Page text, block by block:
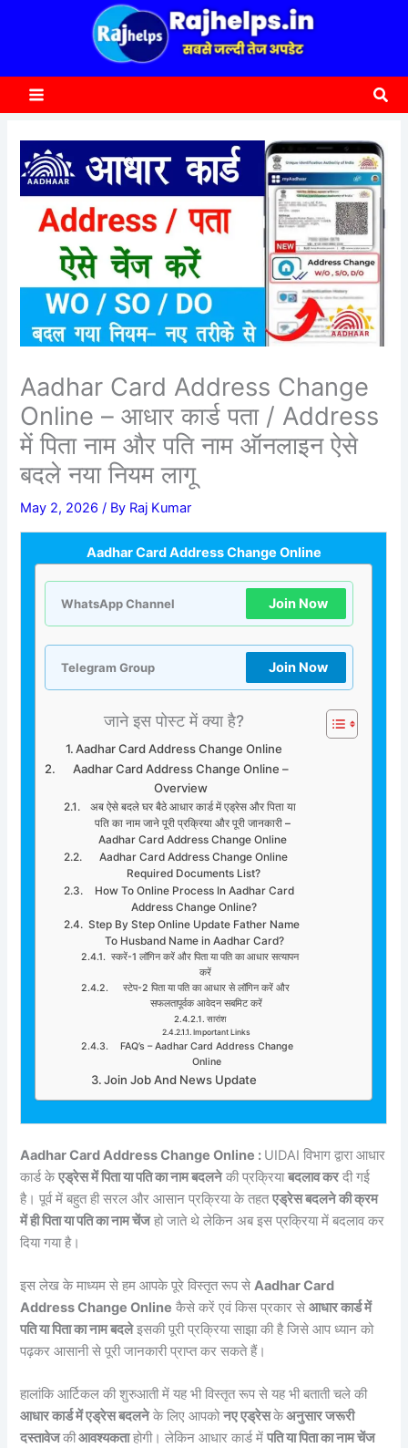
Aadhar Card Address Change
Online – आधार कार्ड पता / Address
में पिता नाम और पति नाम ऑनलाइन ऐसे
बदले नया नियम लागू
May 2, 2026/ By Raj Kumar
Aadhar Card Address Change Online
WhatsApp Channel Join Now
Telegram Group Join Now
जाने इस पोस्ट में क्या है?
Aadhar Card Address Change Online
Aadhar Card Address Change Online –
Overview
अब ऐसे बदले घर बैठे आधार कार्ड में एड्रेस और पिता या
पति का नाम जाने पूरी प्रक्रिया और पूरी जानकारी –
Aadhar Card Address Change Online
Aadhar Card Address Change Online
Required Documents List?
How To Online Process In Aadhar Card
Address Change Online?
Step By Step Online Update Father Name
To Husband Name in Aadhar Card?
स्करें-1 लॉगिन करें और पिता या पति का आधार सत्यापन
करें
स्टेप-2 पिता या पति का आधार से लॉगिन करें और
सफलतापूर्वक आवेदन सबमिट करें
सारांश
Important Links
FAQ’s – Aadhar Card Address Change
Online
Join Job And News Update
Aadhar Card Address Change Online : UIDAI विभाग द्वारा आधार
कार्ड केएड्रेस में पिता या पति का नाम बदलनेकी प्रक्रियाबदलाव करदी गई
है। पूर्व में बहुत ही सरल और आसान प्रक्रिया के तहतएड्रेस बदलने की क्रम
में ही पिता या पति का नाम चेंजहो जाते थे लेकिन अब इस प्रक्रिया में बदलाव कर
दिया गया है।
इस लेख के माध्यम से हम आपके पूरे विस्तृत रूप सेAadhar Card
Address Change Online कैसे करें एवं किस प्रकार सेआधार कार्ड में
पति या पिता का नाम बदलेइसकी पूरी प्रक्रिया साझा की है जिसे आप ध्यान को
पढ़कर आसानी से पूरी जानकारी प्राप्त कर सकते हैं।
हालांकि आर्टिकल की शुरुआती में यह भी विस्तृत रूप से यह भी बताती चले की
आधार कार्ड में एड्रेस बदलनेके लिए आपकोनए एड्रेसकेअनुसार जरूरी
दस्तावेजकीआवश्यकताहोगी। लेकिन आधार कार्ड मेंपति या पिता का नाम चेंज
c